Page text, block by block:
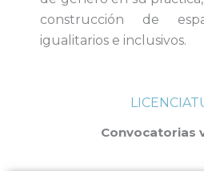
construcción de
igualitarios e inclusivos.
Convocatorias